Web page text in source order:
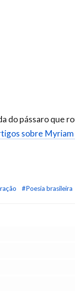
do pássaro que
sobre Myriam
#Poesia brasileira